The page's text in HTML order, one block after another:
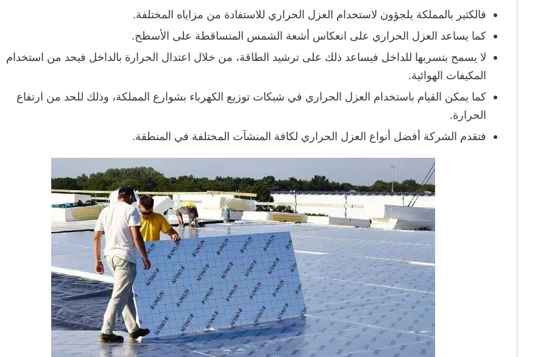
فالكثير بالمملكة يلجؤون لاستخدام العزل الحراري للاستفادة من مزاياه المختلفة.
كما يساعد العزل الحراري على انعكاس أشعة الشمس المتساقطة على الأسطح.
لا يسمح بتسربها للداخل فيساعد ذلك على ترشيد الطاقة، من خلال اعتدال الحرارة بالداخل فيحد من استخدام
المكيفات الهوائية.
كما يمكن القيام باستخدام العزل الحراري في شبكات توزيع الكهرباء بشوارع المملكة، وذلك للحد من ارتفاع
الحرارة.
فتقدم الشركة أفضل أنواع العزل الحراري لكافة المنشآت المختلفة في المنطقة.